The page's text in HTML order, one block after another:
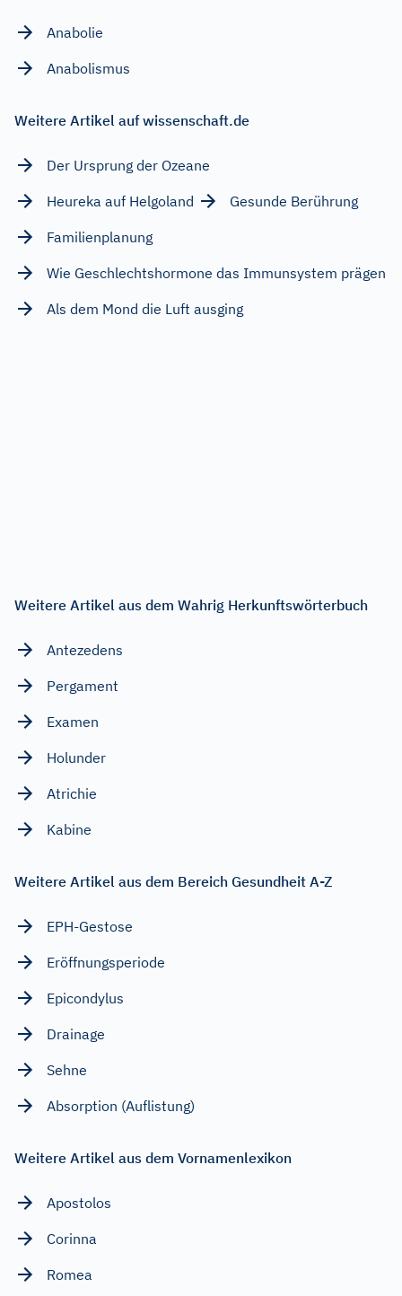
Anabolie
Anabolismus
Weitere Artikel auf wissenschaft.de
Der Ursprung der Ozeane
Heureka auf Helgoland
Gesunde Berührung
Familienplanung
Wie Geschlechtshormone das Immunsystem prägen
Als dem Mond die Luft ausging
Weitere Artikel aus dem Wahrig Herkunftswörterbuch
Antezedens
Pergament
Examen
Holunder
Atrichie
Kabine
Weitere Artikel aus dem Bereich Gesundheit A-Z
EPH-Gestose
Eröffnungsperiode
Epicondylus
Drainage
Sehne
Absorption (Auflistung)
Weitere Artikel aus dem Vornamenlexikon
Apostolos
Corinna
Romea